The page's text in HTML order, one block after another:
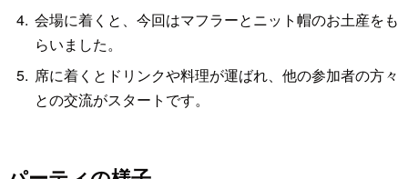
会場に着くと、今回はマフラーとニット帽のお土産をも
らいました。
席に着くとドリンクや料理が運ばれ、他の参加者の方々
との交流がスタートです。